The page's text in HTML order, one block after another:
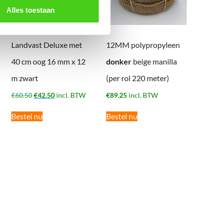
Alles toestaan
Landvast Deluxe met
40 cm oog 16 mm x 12
m zwart
€60.50Oorspronkelijke
was:
€60.50.
€42.50Huidige
incl. BTW
Bestel nu
12MM polypropyleen
donkerbeige manilla
(per rol 220 meter)
€89.25 incl. BTW
Bestel nu